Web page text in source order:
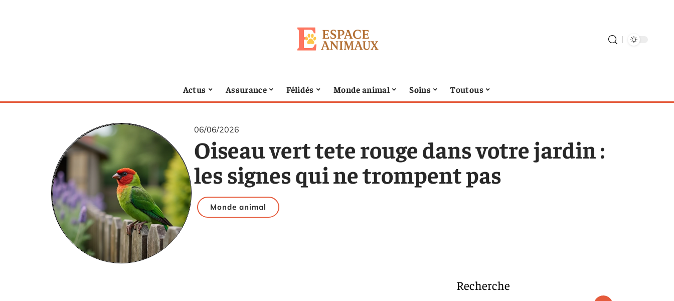
Actus Assurance Félidés Monde animal Soins Toutous
06/06/2026
Oiseau vert tete rouge dans votre jardin :
les signes qui ne trompent pas
Monde animal
Recherche